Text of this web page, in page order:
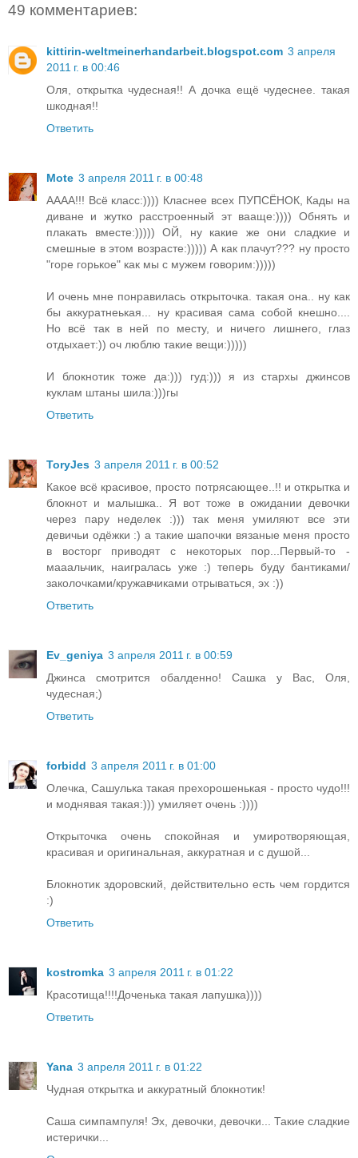
49 комментариев:
kittirin-weltmeinerhandarbeit.blogspot.com 3 апреля
2011 г. в 00:46
Оля, открытка чудесная!! А дочка ещё чудеснее. такая
шкодная!!
Ответить
Mote 3 апреля 2011 г. в 00:48
АААА!!! Всё класс:)))) Класнее всех ПУПСЁНОК, Кады на
диване и жутко расстроенный эт вааще:)))) Обнять и
плакать вместе:))))) ОЙ, ну какие же они сладкие и
смешные в этом возрасте:))))) А как плачут??? ну просто
"горе горькое" как мы с мужем говорим:)))))
И очень мне понравилась открыточка. такая она.. ну как
бы аккуратнеькая... ну красивая сама собой кнешно....
Но всё так в ней по месту, и ничего лишнего, глаз
отдыхает:)) оч люблю такие вещи:)))))
И блокнотик тоже да:))) гуд:))) я из стархы джинсов
куклам штаны шила:)))гы
Ответить
ToryJes 3 апреля 2011 г. в 00:52
Какое всё красивое, просто потрясающее..!! и открытка и
блокнот и малышка.. Я вот тоже в ожидании девочки
через пару неделек :))) так меня умиляют все эти
девичьи одёжки :) а такие шапочки вязаные меня просто
в восторг приводят с некоторых пор...Первый-то -
мааальчик, наигралась уже :) теперь буду бантиками/
заколочками/кружавчиками отрываться, эх :))
Ответить
Ev_geniya 3 апреля 2011 г. в 00:59
Джинса смотрится обалденно! Сашка у Вас, Оля,
чудесная;)
Ответить
forbidd 3 апреля 2011 г. в 01:00
Олечка, Сашулька такая прехорошенькая - просто чудо!!!
и моднявая такая:))) умиляет очень :))))
Открыточка очень спокойная и умиротворяющая,
красивая и оригинальная, аккуратная и с душой...
Блокнотик здоровский, действительно есть чем гордится
:)
Ответить
kostromka 3 апреля 2011 г. в 01:22
Красотища!!!!Доченька такая лапушка))))
Ответить
Yana 3 апреля 2011 г. в 01:22
Чудная открытка и аккуратный блокнотик!
Саша симпампуля! Эх, девочки, девочки... Такие сладкие
истерички...